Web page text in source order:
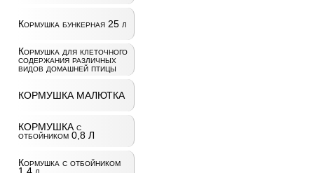
Кормушка бункерная 25 л
Кормушка для клеточного
содержания различных
видов домашней птицы
КОРМУШКА МАЛЮТКА
КОРМУШКА с
отбойником 0,8 Л
Кормушка с отбойником